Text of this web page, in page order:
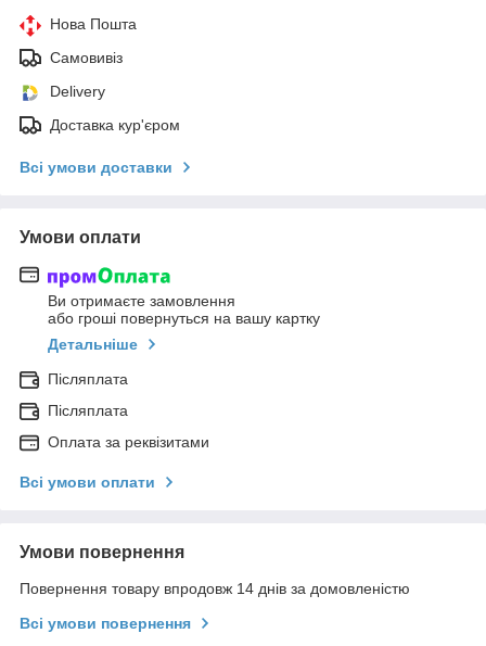
Нова Пошта
Самовивіз
Delivery
Доставка кур'єром
Всі умови доставки
Умови оплати
Ви отримаєте замовлення
або гроші повернуться на вашу картку
Детальніше
Післяплата
Післяплата
Оплата за реквізитами
Всі умови оплати
Умови повернення
Повернення товару впродовж 14 днів за домовленістю
Всі умови повернення